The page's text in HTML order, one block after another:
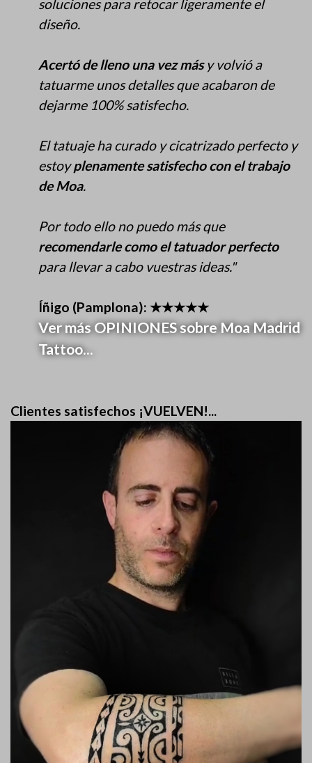
soluciones para retocar ligeramente el
diseño.
Acertó de lleno una vez másy volvió a
tatuarme unos detalles que acabaron de
dejarme 100% satisfecho.
El tatuaje ha curado y cicatrizado perfecto y
estoyplenamente satisfecho con el trabajo
de Moa.
Por todo ello no puedo más que
recomendarle como el tatuador perfecto
para llevar a cabo vuestras ideas."
Íñigo (Pamplona): ★★★★★
Ver más OPINIONES sobre Moa Madrid
Tattoo...
Clientes satisfechos ¡VUELVEN!...